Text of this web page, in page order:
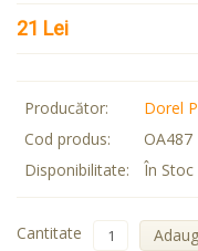
21 Lei
Producător:
Dorel
Cod produs:
OA487
Disponibilitate:
În Stoc
Cantitate